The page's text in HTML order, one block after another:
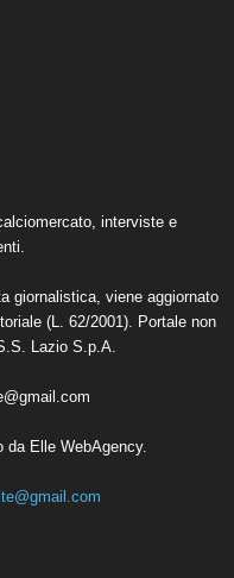
interviste e
giornalistica, viene aggiornato
(L. 62/2001). Portale non
Lazio S.p.A.
da Elle WebAgency.